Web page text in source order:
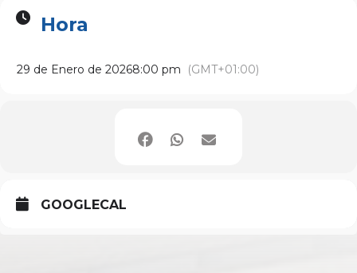
Hora
29 de Enero de 20268:00 pm (GMT+01:00)
GOOGLECAL